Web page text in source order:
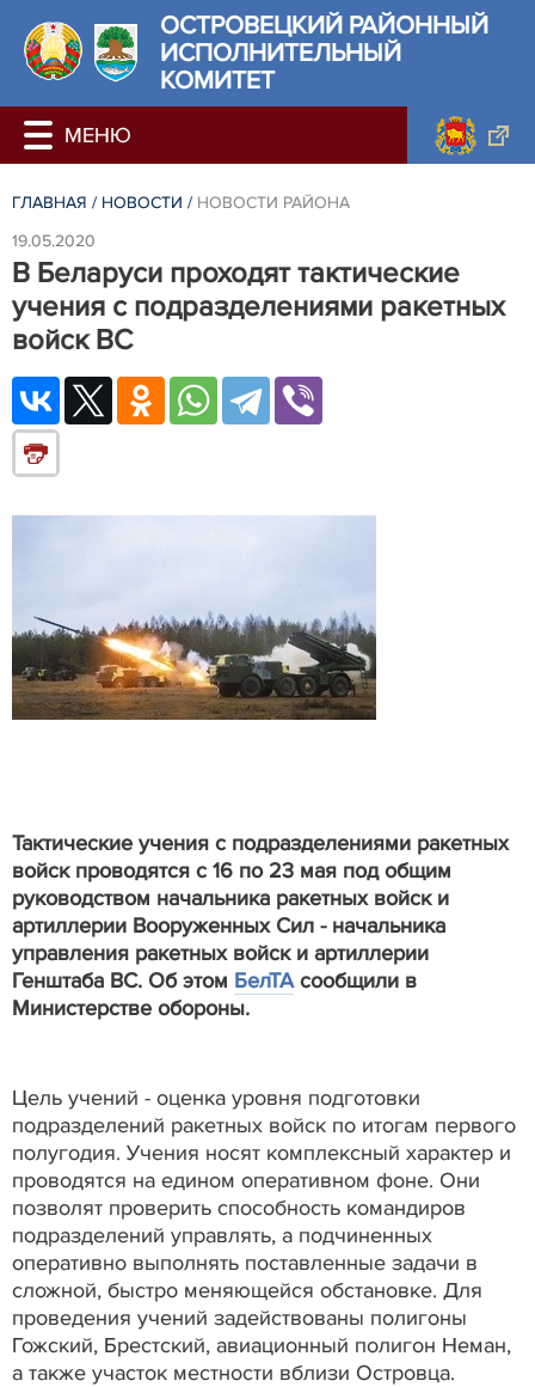
ОСТРОВЕЦКИЙ РАЙОННЫЙ
ИСПОЛНИТЕЛЬНЫЙ
КОМИТЕТ
ГЛАВНАЯ / НОВОСТИ / НОВОСТИ РАЙОНА
19.05.2020
В Беларуси проходят тактические
учения с подразделениями ракетных
войск ВС
Тактические учения с подразделениями ракетных
войск проводятся с 16 по 23 мая под общим
руководством начальника ракетных войск и
артиллерии Вооруженных Сил - начальника
управления ракетных войск и артиллерии
Генштаба ВС. Об этом БелТАсообщили в
Министерстве обороны.
Цель учений - оценка уровня подготовки
подразделений ракетных войск по итогам первого
полугодия. Учения носят комплексный характер и
проводятся на едином оперативном фоне. Они
позволят проверить способность командиров
подразделений управлять, а подчиненных
оперативно выполнять поставленные задачи в
сложной, быстро меняющейся обстановке. Для
проведения учений задействованы полигоны
Гожский, Брестский, авиационный полигон Неман,
а также участок местности вблизи Островца.